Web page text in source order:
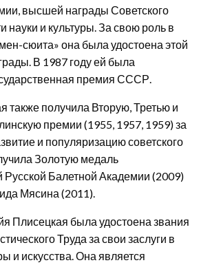
высшей награды Советского
науки и культуры. За свою роль в
сюита» она была удостоена этой
В 1987 году ей была
премия СССР.
также получила Вторую, Третью и
премии (1955, 1957, 1959) за
и популяризацию советского
Золотую медаль
Русской Балетной Академии (2009)
Мясина (2011).
Плисецкая была удостоена звания
Труда за свои заслуги в
и искусства. Она является